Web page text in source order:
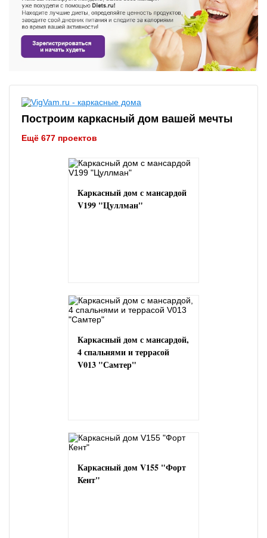
Построим каркасный дом вашей мечты
Ещё 677 проектов
Каркасный дом с мансардой
V199 "Цуллман"
Каркасный дом с мансардой,
4 спальнями и террасой
V013 "Самтер"
Каркасный дом V155 "Форт
Кент"